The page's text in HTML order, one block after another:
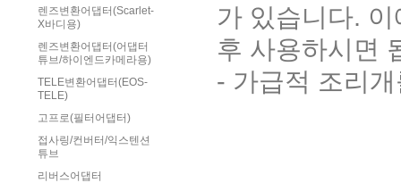
렌즈변환어댑터(Scarlet-
X바디용)
렌즈변환어댑터(어댑터
튜브/하이엔드카메라용)
TELE변환어댑터(EOS-
TELE)
고프로(필터어댑터)
접사링/컨버터/익스텐션
튜브
리버스어댑터
가 있습니다.
후 사용하시면
- 가급적 조리